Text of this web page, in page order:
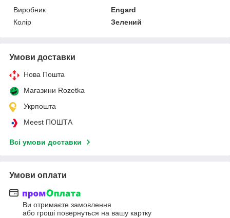
Виробник
Engard
Колір
Зелений
Умови доставки
Нова Пошта
Магазини Rozetka
Укрпошта
Meest ПОШТА
Всі умови доставки
Умови оплати
Ви отримаєте замовлення
або гроші повернуться на вашу картку